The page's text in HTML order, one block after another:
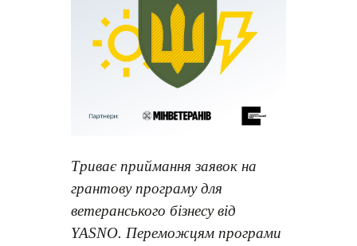
Триває приймання заявок на
грантову програму для
ветеранського бізнесу від
YASNO. Переможцям програми